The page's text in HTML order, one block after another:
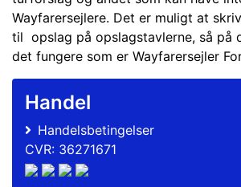
Wayfarersejlere. Det er muligt at
til opslag på opslagstavlerne, så på
det fungere som er Wayfarersejler
Handel
Handelsbetingelser
CVR: 36271671